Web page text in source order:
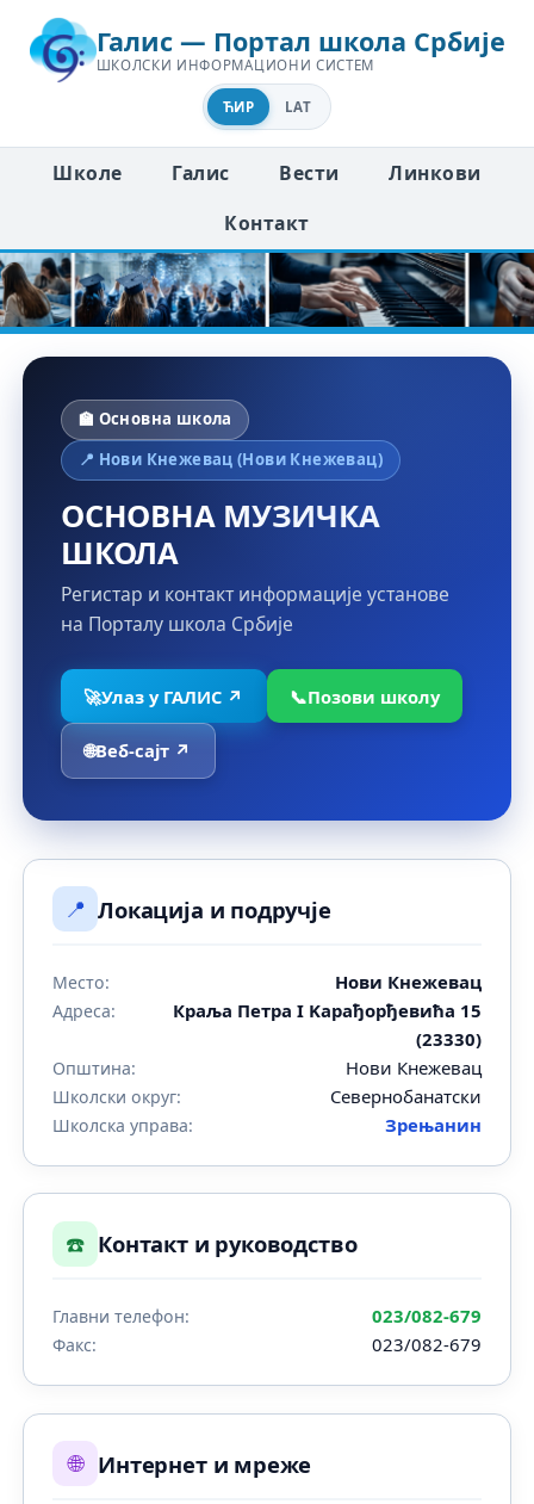
Галис — Портал школа Србије
ШКОЛСКИ ИНФОРМАЦИОНИ СИСТЕМ
ЋИР LAT
Школе Галис Вести
Линкови
Контакт
🏫 Основна школа
📍 Нови Кнежевац (Нови Кнежевац)
ОСНОВНА МУЗИЧКА
ШКОЛА
Регистар и контакт информације установе
на Порталу школа Србије
🚀Улаз у ГАЛИС ↗ 📞Позови школу
🌐Веб-сајт ↗
📍 Локација и подручје
Место: Нови Кнежевац
Адреса:
Краља Петра I Kарађорђевића 15
(23330)
Општина: Нови Кнежевац
Школски округ: Севернобанатски
Школска управа: Зрењанин
☎️ Контакт и руководство
Главни телефон: 023/082-679
Факс: 023/082-679
🌐 Интернет и мреже